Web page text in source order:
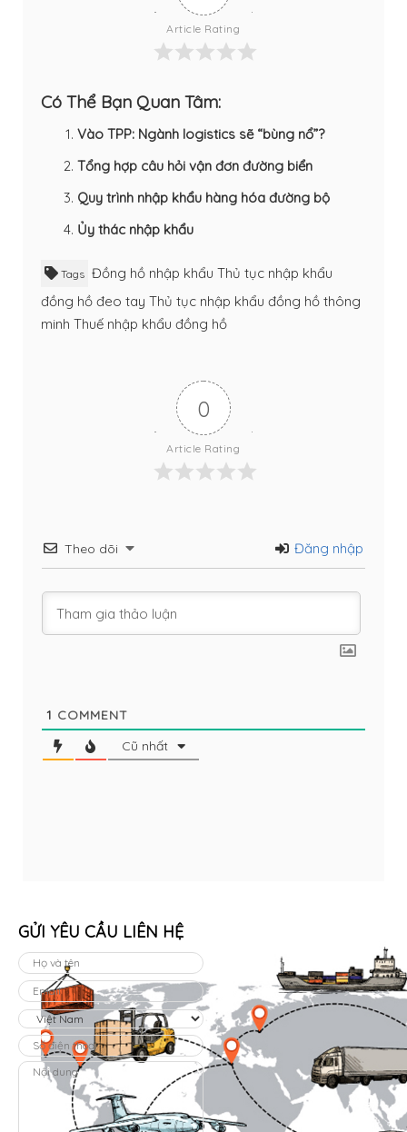
Article Rating
Có Thể Bạn Quan Tâm:
Vào TPP: Ngành logistics sẽ “bùng nổ”?
Tổng hợp câu hỏi vận đơn đường biển
Quy trình nhập khẩu hàng hóa đường bộ
Ủy thác nhập khẩu
Tags Đồng hồ nhập khẩu Thủ tục nhập khẩu
đồng hồ đeo tay Thủ tục nhập khẩu đồng hồ thông
minh Thuế nhập khẩu đồng hồ
0
Article Rating
Theo dõi Đăng nhập
1 COMMENT
Cũ nhất
GỬI YÊU CẦU LIÊN HỆ